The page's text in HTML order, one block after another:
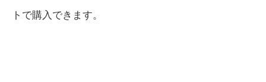
トで購入できます。